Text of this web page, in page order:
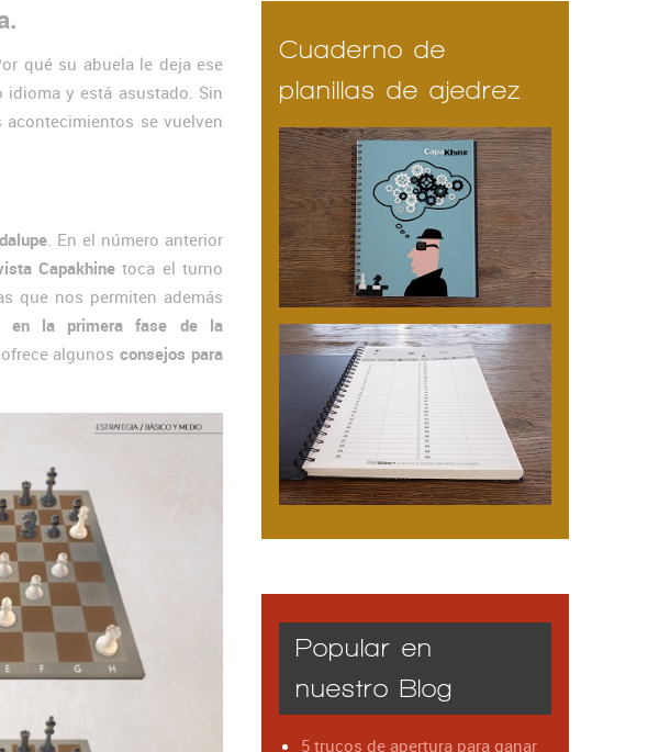
qué su abuela le deja ese
y está asustado. Sin
acontecimientos se vuelven
. En el número anterior
Capakhine toca el turno
que nos permiten además
en la primera fase de la
algunosconsejos para
Cuaderno de
planillas de ajedrez
Popular en
nuestro Blog
5 trucos de apertura para ganar